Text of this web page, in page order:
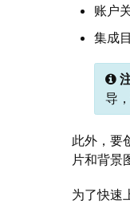
账户
集成
导
此外，要
片和背景
为了快速